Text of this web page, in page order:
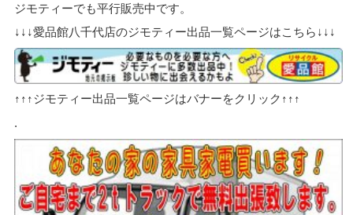
ジモティーでも平行販売中です。
↓↓↓愛品館八千代店のジモティー出品一覧ページはこちら↓↓↓
↑↑↑ジモティー出品一覧ページはバナーをクリック↑↑↑
.